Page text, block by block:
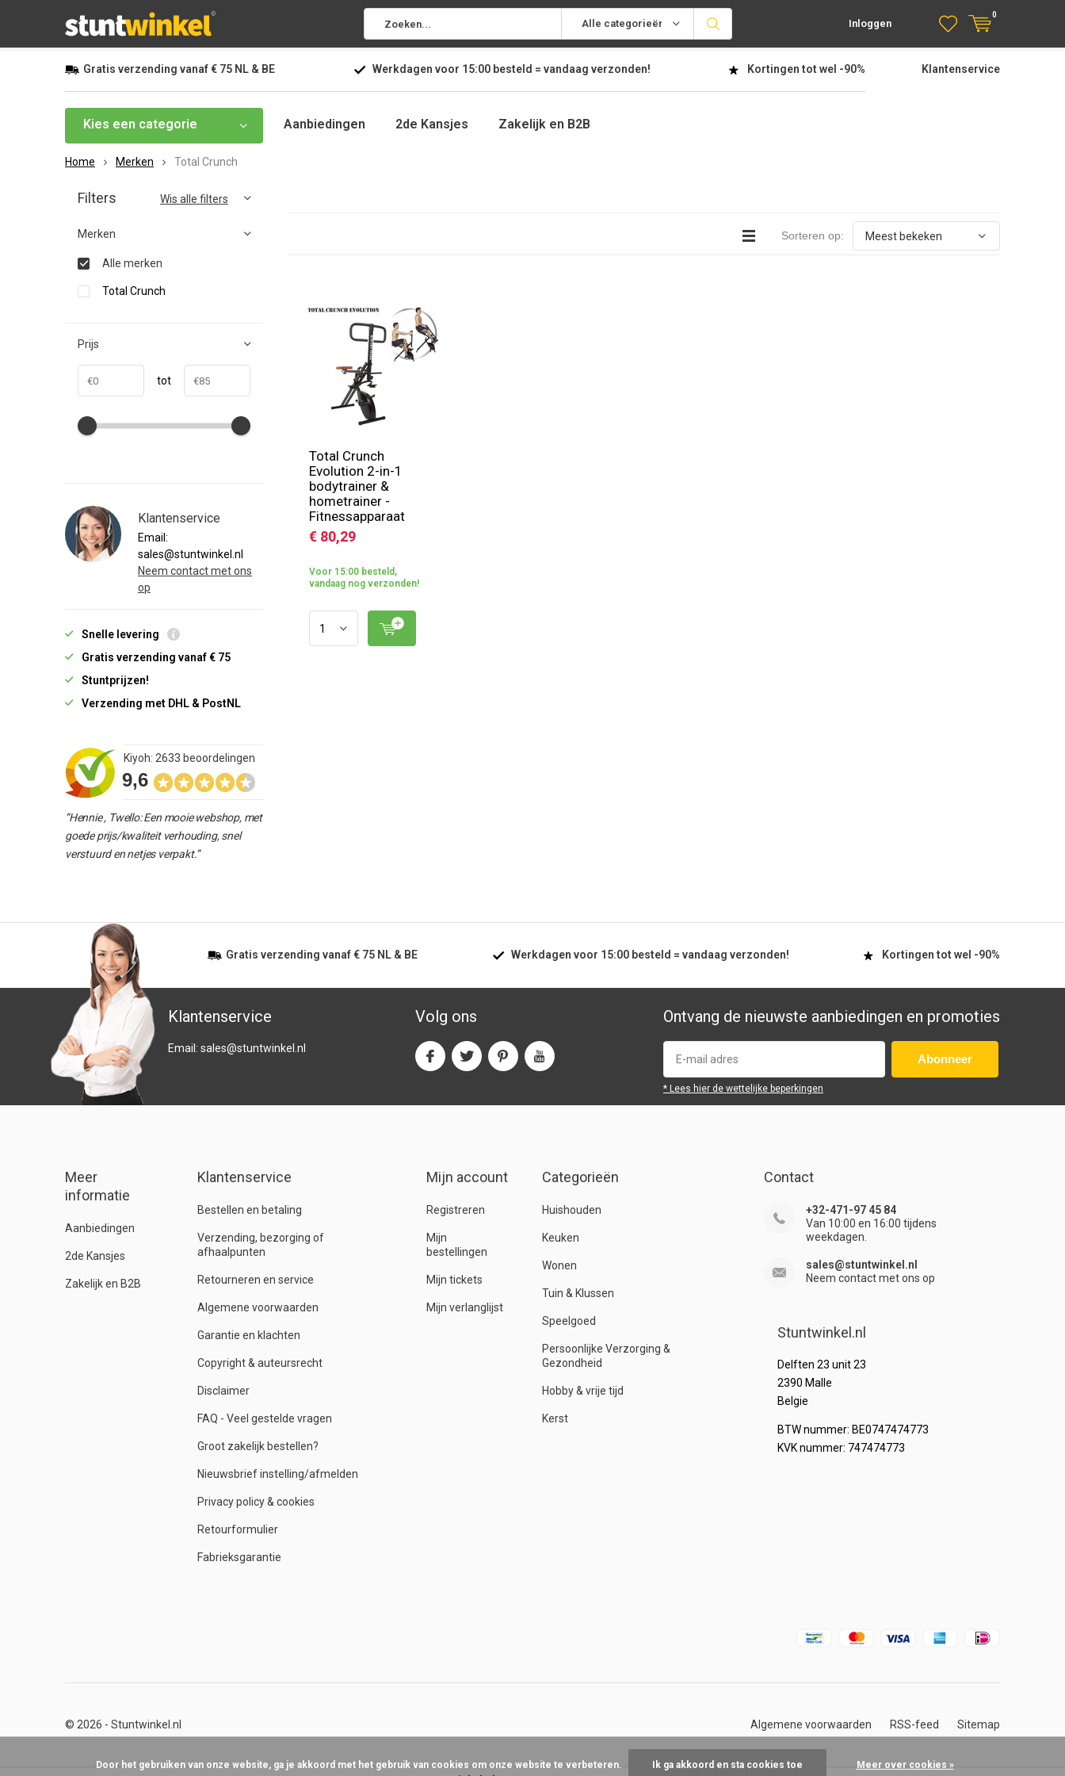
Alle categorieën Inloggen
0
Gratis verzending vanaf€ 75 NL & BE Werkdagen voor 15:00besteld = vandaag verzonden! Kortingen tot wel -90% Klantenservice
Kies een categorie Aanbiedingen 2de Kansjes Zakelijk en B2B
Home Merken Total Crunch
Sorteren op:
Total Crunch
Evolution 2-in-1
bodytrainer &
hometrainer -
Fitnessapparaat
€ 80,29
Voor 15:00 besteld,
vandaag nog verzonden!
Filters Wis alle filters
Merken
Alle merken
Total Crunch
Prijs
tot
Klantenservice
Email:
sales@stuntwinkel.nl
Neem contact met ons
op
Snelle levering
Gratis verzending vanaf € 75
Stuntprijzen!
Verzending met DHL & PostNL
9,6
Kiyoh: 2633 beoordelingen
“Hennie , Twello: Een mooie webshop, met
goede prijs/kwaliteit verhouding, snel
verstuurd en netjes verpakt.”
Gratis verzending vanaf€ 75 NL & BE Werkdagen voor 15:00besteld = vandaag verzonden! Kortingen tot wel -90%
Klantenservice
Email: sales@stuntwinkel.nl
Volg ons Ontvang de nieuwste aanbiedingen en promoties
Abonneer
* Lees hier de wettelijke beperkingen
Meer
informatie
Aanbiedingen
2de Kansjes
Zakelijk en B2B
Klantenservice
Bestellen en betaling
Verzending, bezorging of
afhaalpunten
Retourneren en service
Algemene voorwaarden
Garantie en klachten
Copyright & auteursrecht
Disclaimer
FAQ - Veel gestelde vragen
Groot zakelijk bestellen?
Nieuwsbrief instelling/afmelden
Privacy policy & cookies
Retourformulier
Fabrieksgarantie
Mijn account
Registreren
Mijn
bestellingen
Mijn tickets
Mijn verlanglijst
Categorieën
Huishouden
Keuken
Wonen
Tuin & Klussen
Speelgoed
Persoonlijke Verzorging &
Gezondheid
Hobby & vrije tijd
Kerst
Contact
+32-471-97 45 84
Van 10:00 en 16:00 tijdens
weekdagen.
sales@stuntwinkel.nl
Neem contact met ons op
Stuntwinkel.nl
Delften 23 unit 23
2390 Malle
Belgie
BTW nummer: BE0747474773
KVK nummer: 747474773
© 2026 - Stuntwinkel.nl Algemene voorwaarden RSS-feed Sitemap
Door het gebruiken van onze website, ga je akkoord met het gebruik van cookies om onze website te verbeteren. Ik ga akkoord en sta cookies toe Meer over cookies »